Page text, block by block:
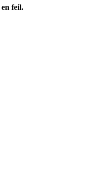
feil.